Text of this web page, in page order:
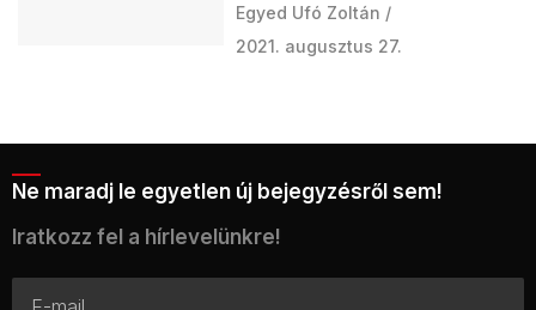
Egyed Ufó Zoltán
2021. augusztus 27.
Ne maradj le egyetlen új bejegyzésről sem!
Iratkozz fel a hírlevelünkre!